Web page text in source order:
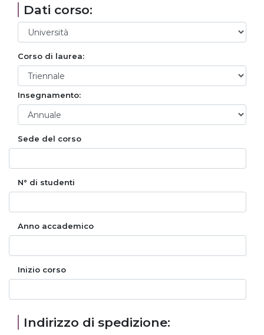
Dati corso:
Corso di laurea:
Insegnamento:
Sede del corso
N° di studenti
Anno accademico
Inizio corso
Indirizzo di spedizione: